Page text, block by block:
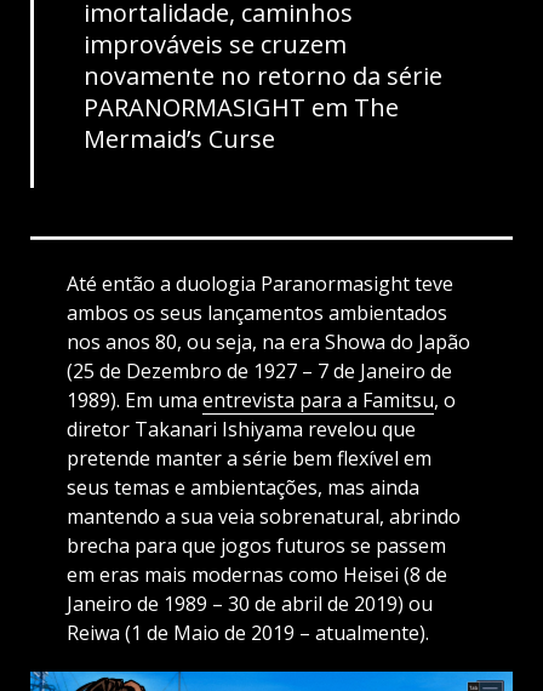
imortalidade, caminhos
improváveis se cruzem
novamente no retorno da série
PARANORMASIGHT em The
Mermaid’s Curse
Até então a duologia Paranormasight teve
ambos os seus lançamentos ambientados
nos anos 80, ou seja, na era Showa do Japão
(25 de Dezembro de 1927 – 7 de Janeiro de
1989). Em uma entrevista para a Famitsu, o
diretor Takanari Ishiyama revelou que
pretende manter a série bem flexível em
seus temas e ambientações, mas ainda
mantendo a sua veia sobrenatural, abrindo
brecha para que jogos futuros se passem
em eras mais modernas como Heisei (8 de
Janeiro de 1989 – 30 de abril de 2019) ou
Reiwa (1 de Maio de 2019 – atualmente).